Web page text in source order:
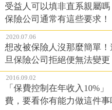
受益人可以填非直系親屬
保險公司通常有這些要求！
2020.07.06
想改被保險人沒那麼簡單
旦保險公司拒絕便無法變更
2016.09.02
「保費控制在年收入10%
費，要看你有能力做這件事